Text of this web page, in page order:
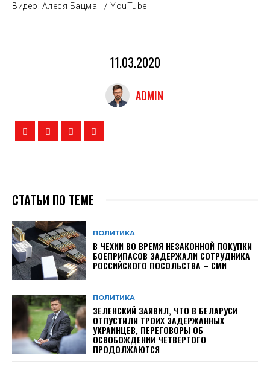
Видео: Алеся Бацман / YouTube
11.03.2020
ADMIN
СТАТЬИ ПО ТЕМЕ
ПОЛИТИКА
В ЧЕХИИ ВО ВРЕМЯ НЕЗАКОННОЙ ПОКУПКИ
БОЕПРИПАСОВ ЗАДЕРЖАЛИ СОТРУДНИКА
РОССИЙСКОГО ПОСОЛЬСТВА – СМИ
ПОЛИТИКА
ЗЕЛЕНСКИЙ ЗАЯВИЛ, ЧТО В БЕЛАРУСИ
ОТПУСТИЛИ ТРОИХ ЗАДЕРЖАННЫХ
УКРАИНЦЕВ, ПЕРЕГОВОРЫ ОБ
ОСВОБОЖДЕНИИ ЧЕТВЕРТОГО
ПРОДОЛЖАЮТСЯ